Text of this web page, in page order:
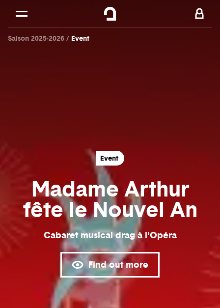
Skip to
Saison 2025-2026 Event
Event
Madame Arthur
fête le Nouvel An
Cabaret musical drag à l'Opéra
Find out more